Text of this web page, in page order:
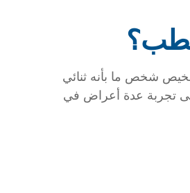
شخص ما بأنه ثنائي
تجربة عدة أعراض في